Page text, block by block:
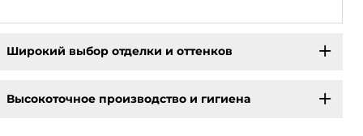
Широкий выбор отделки и оттенков
Высокоточное производство и гигиена